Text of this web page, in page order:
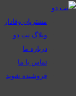
مشتریان وفادار
وبلاگ نت دو
درباره ما
تماس با ما
فروشنده شوید